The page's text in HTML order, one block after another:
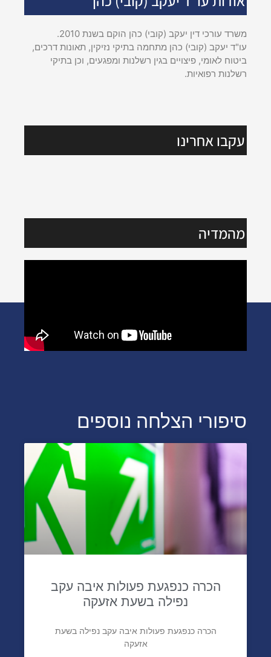
משרד עורכי דין יעקב (קובי) כהן הוקם בשנת 2010.
עו"ד יעקב (קובי) כהן מתחמה בתיקי נזיקין, תאונות דרכים,
ביטוח לאומי, פיצויים בגין רשלנות ומפגעים, וכן בתיקי
רשלנות רפואיות.
עקבו אחרינו
מהמדיה
סיפורי הצלחה נוספים
הכרה כנפגעת פעולות איבה עקב
נפילה בשעת אזעקה
הכרה כנפגעת פעולות איבה עקב נפילה בשעת
אזעקה